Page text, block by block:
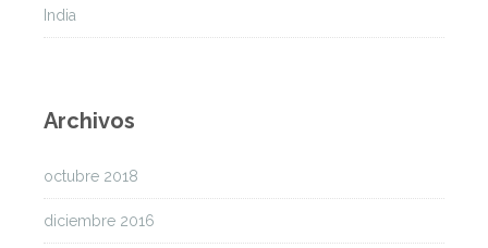
India
Archivos
octubre 2018
diciembre 2016